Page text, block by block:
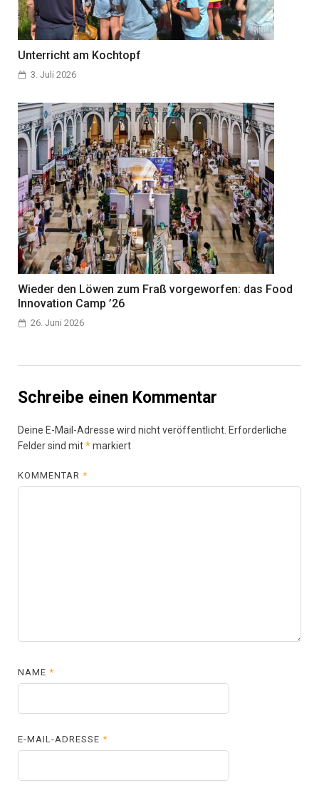
Unterricht am Kochtopf
3. Juli 2026
Wieder den Löwen zum Fraß vorgeworfen: das Food
Innovation Camp ’26
26. Juni 2026
Schreibe einen Kommentar
Deine E-Mail-Adresse wird nicht veröffentlicht. Erforderliche
Felder sind mit*markiert
KOMMENTAR*
NAME*
E-MAIL-ADRESSE*